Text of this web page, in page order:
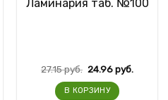
Ламинария таб. №100
27.15руб. 24.96руб.
В КОРЗИНУ